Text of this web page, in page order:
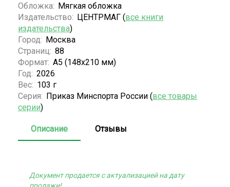
Обложка: Мягкая обложка
Издательство: ЦЕНТРМАГ (все книги
издательства)
Город: Москва
Страниц: 88
Формат: А5 (148x210 мм)
Год: 2026
Вес: 103 г
Серия: Приказ Минспорта России (все товары
серии)
Описание Отзывы
Документ продается с актуализацией на дату
продажи!